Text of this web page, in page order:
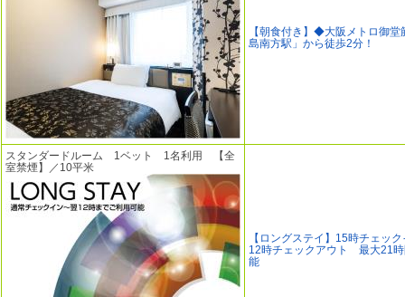
【朝食付き】◆大阪メトロ御堂
島南方駅」から徒歩2分！
スタンダードルーム 1ベット 1名利用 【全
室禁煙】／10平米
【ロングステイ】15時チェッ
12時チェックアウト 最大21時
能